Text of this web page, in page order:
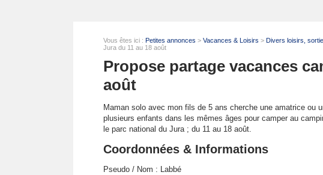
Vous êtes ici : Petites annonces > Vacances & Loisirs > Divers loisirs,
Jura du 11 au 18 août
Propose partage vacances
août
Maman solo avec mon fils de 5 ans cherche une amatrice ou
plusieurs enfants dans les mêmes âges pour camper au
le parc national du Jura ; du 11 au 18 août.
Coordonnées & Informations
Pseudo / Nom : Labbé